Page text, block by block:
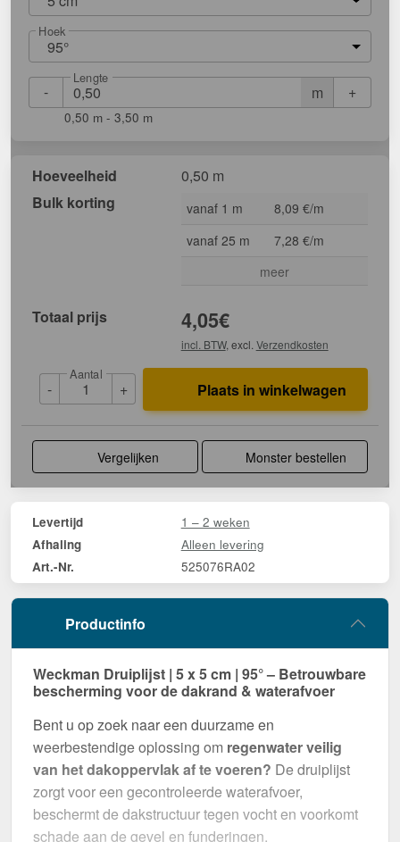
Hoek
95°
- m
Lengte
+
0,50 m - 3,50 m
Hoeveelheid
0,50 m
Bulk korting
vanaf 1 m
8,09 €/m
vanaf 25 m
7,28 €/m
meer
Totaal prijs 4,05€
incl. BTW, excl. Verzendkosten
-
Aantal
+ Plaats in winkelwagen
Vergelijken Monster bestellen
Levertijd 1 – 2 weken
Afhaling Alleen levering
Art.-Nr. 525076RA02
Productinfo
Weckman Druiplijst | 5 x 5 cm | 95° – Betrouwbare
bescherming voor de dakrand & waterafvoer
Bent u op zoek naar een duurzame en
weerbestendige oplossing om regenwater veilig
van het dakoppervlak af te voeren? De druiplijst
zorgt voor een gecontroleerde waterafvoer,
beschermt de dakstructuur tegen vocht en voorkomt
schade aan de gevel en funderingen.